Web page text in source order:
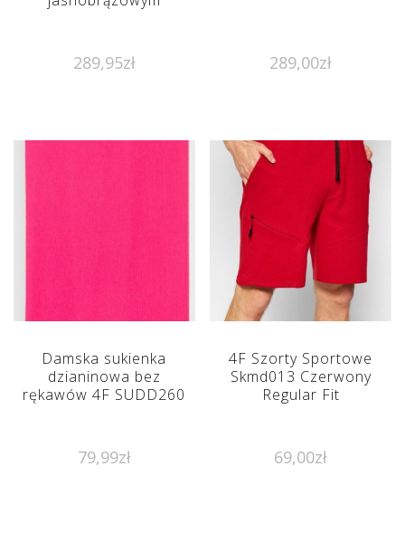
289,95zł 289,00zł
Damska sukienka
dzianinowa bez
rękawów 4F SUDD260
79,99zł
4F Szorty Sportowe
Skmd013 Czerwony
Regular Fit
69,00zł